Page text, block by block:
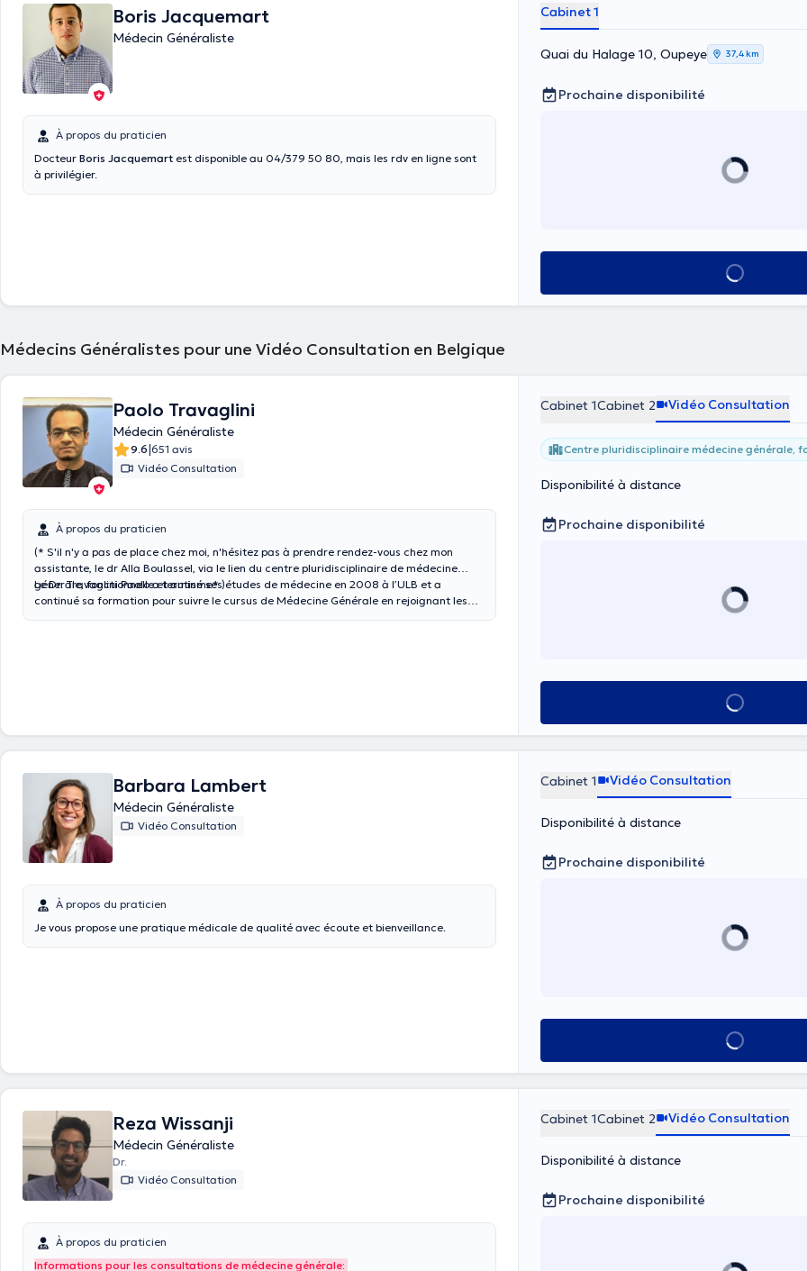
Boris Jacquemart
Médecin Généraliste
À propos du praticien
Docteur Boris Jacquemart est disponible au 04/379 50 80, mais les rdv en ligne sont
à privilégier.
Cabinet 1
Quai du Halage 10, Oupeye 37,4 km
Prochaine disponibilité
Voir tout
Médecins Généralistes pour une Vidéo Consultation en Belgique
Paolo Travaglini
Médecin Généraliste
9.6|651 avis
Vidéo Consultation
À propos du praticien
(* S'il n'y a pas de place chez moi, n'hésitez pas à prendre rendez-vous chez mon
assistante, le dr Alla Boulassel, via le lien du centre pluridisciplinaire de médecine
génerale, fonctionnelle et autisme* )
Le Dr. Travaglini Paolo a terminé ses études de médecine en 2008 à l’ULB et a
continué sa formation pour suivre le cursus de Médecine Générale en rejoignant les
Cabinet 1Cabinet 2 Vidéo Consultation
Centre pluridisciplinaire médecine générale,
Disponibilité à distance
Prochaine disponibilité
Voir tout
Barbara Lambert
Médecin Généraliste
Vidéo Consultation
À propos du praticien
Je vous propose une pratique médicale de qualité avec écoute et bienveillance.
Cabinet 1 Vidéo Consultation
Disponibilité à distance
Prochaine disponibilité
Voir tout
Reza Wissanji
Médecin Généraliste
Dr.
Vidéo Consultation
À propos du praticien
Informations pour les consultations de médecine générale:
Cabinet 1Cabinet 2 Vidéo Consultation
Disponibilité à distance
Prochaine disponibilité